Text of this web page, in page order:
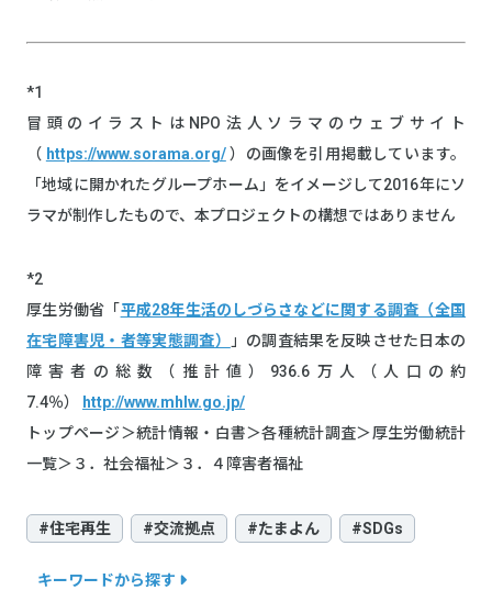
*1
冒頭のイラストはNPO法人ソラマのウェブサイト
（ https://www.sorama.org/）の画像を引用掲載しています。
「地域に開かれたグループホーム」をイメージして2016年にソ
ラマが制作したもので、本プロジェクトの構想ではありません
*2
厚生労働省「平成28年生活のしづらさなどに関する調査（全国
在宅障害児・者等実態調査） 」の調査結果を反映させた日本の
障害者の総数（推計値）936.6万人（人口の約
7.4％）
http://www.mhlw.go.jp/
トップページ＞統計情報・白書＞各種統計調査＞厚生労働統計
一覧＞３．社会福祉＞３．４障害者福祉
#住宅再生 #交流拠点 #たまよん #SDGs
キーワードから探す